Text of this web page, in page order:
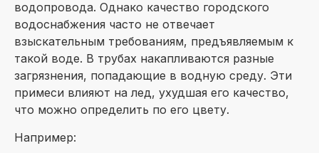
водопровода. Однако качество городского
водоснабжения часто не отвечает
взыскательным требованиям, предъявляемым к
такой воде. В трубах накапливаются разные
загрязнения, попадающие в водную среду. Эти
примеси влияют на лед, ухудшая его качество,
что можно определить по его цвету.
Например: